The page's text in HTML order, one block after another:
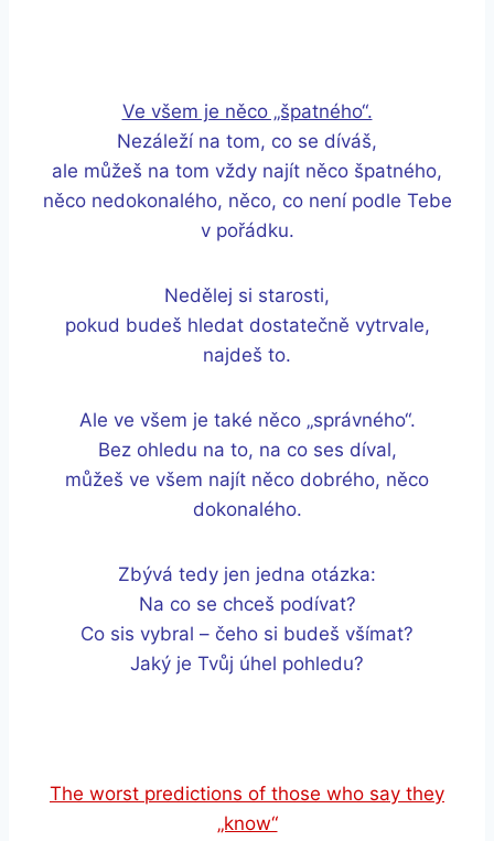
Ve všem je něco „špatného“.
Nezáleží na tom, co se díváš,
ale můžeš na tom vždy najít něco špatného,
něco nedokonalého, něco, co není podle Tebe
v pořádku.
Nedělej si starosti,
pokud budeš hledat dostatečně vytrvale,
najdeš to.
Ale ve všem je také něco „správného“.
Bez ohledu na to, na co ses díval,
můžeš ve všem najít něco dobrého, něco
dokonalého.
Zbývá tedy jen jedna otázka:
Na co se chceš podívat?
Co sis vybral – čeho si budeš všímat?
Jaký je Tvůj úhel pohledu?
The worst predictions of those who say they
„know“